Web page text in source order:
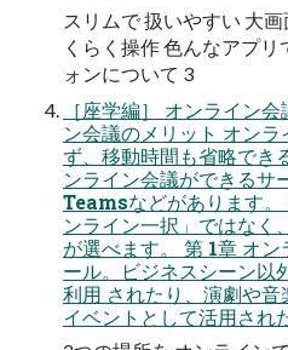
スリムで 扱いやすい 大
くらく操作 色んなアプ
ォンについて 3
［座学編］ オンライン
ン会議のメリット オン
ず、移動時間も省略でき
ンライン会議ができる
Teamsなどがあります
ンライン一択」ではなく
が選べます。 第 1章 オ
ール。ビジネスシーン以
利用 されたり、演劇や
イベントとして活用され